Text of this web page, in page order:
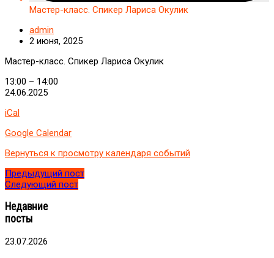
Мастер-класс. Спикер Лариса Окулик
admin
2 июня, 2025
Мастер-класс. Спикер Лариса Окулик
13:00 – 14:00
24.06.2025
iCal
Google Calendar
Вернуться к просмотру календаря событий
Предыдущий пост
Следующий пост
Недавние
посты
23.07.2026